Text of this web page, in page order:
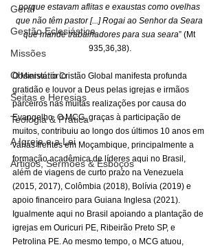
Geral
Gestão Eclesiástica
Missões
Observatório
Seitas e Heresias
Teologia & Prática
A Igreja e a Lei
Artigos, Sermões & Esboços
porque estavam aflitas e exaustas como ovelhas
que não têm pastor [...] Rogai ao Senhor da Seara
que mande trabalhadores para sua seara” (Mt
935,36,38).
O Ministério Cristão Global manifesta profunda
gratidão e louvor a Deus pelas igrejas e irmãos
parceiros nas muitas realizações por causa do
Evangelho. O MCG, graças à participação de
muitos, contribuiu ao longo dos últimos 10 anos em
várias frentes em Moçambique, principalmente a
formação acadêmica de líderes aqui no Brasil,
além de viagens de curto prazo na Venezuela
(2015, 2017), Colômbia (2018), Bolívia (2019) e
apoio financeiro para Guiana Inglesa (2021).
Igualmente aqui no Brasil apoiando a plantação de
igrejas em Ouricuri PE, Ribeirão Preto SP, e
Petrolina PE. Ao mesmo tempo, o MCG atuou,